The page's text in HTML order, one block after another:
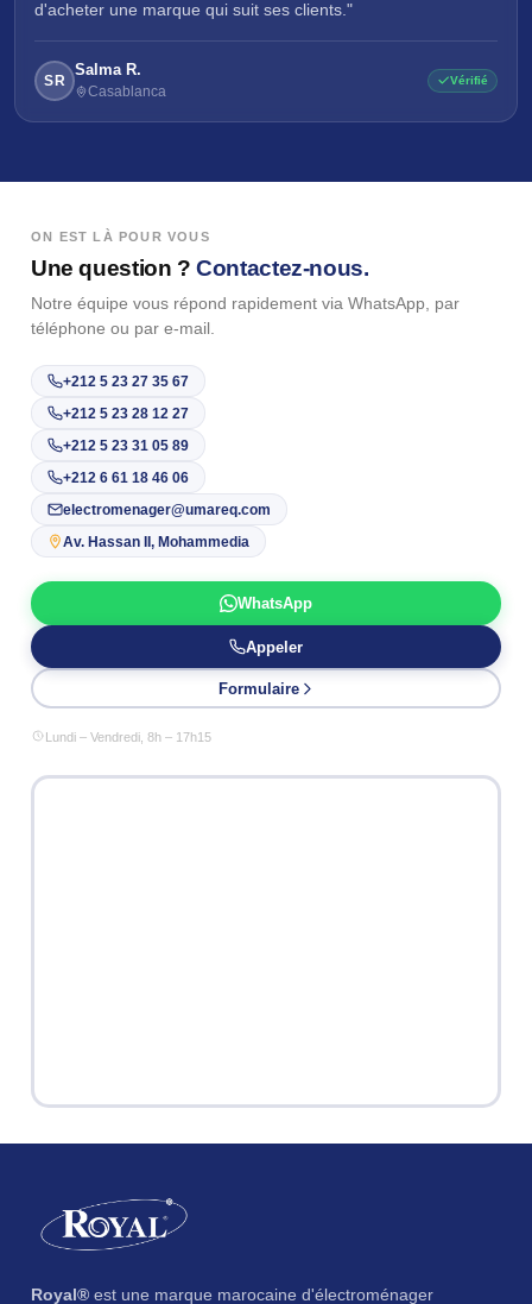
d'acheter une marque qui suit ses clients."
SR
Salma R.
Casablanca
Vérifié
ON EST LÀ POUR VOUS
Une question ?Contactez-nous.
Notre équipe vous répond rapidement via WhatsApp, par
téléphone ou par e-mail.
+212 5 23 27 35 67
+212 5 23 28 12 27
+212 5 23 31 05 89
+212 6 61 18 46 06
electromenager@umareq.com
Av. Hassan II, Mohammedia
WhatsApp
Appeler
Formulaire
Lundi – Vendredi, 8h – 17h15
Royal® est une marque marocaine d'électroménager